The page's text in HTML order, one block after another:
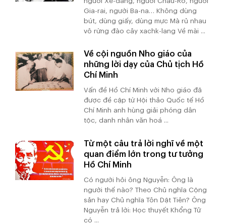
Gia-rai, người Ba-na… Không dùng
bút, dùng giấy, dùng mực Mà rủ nhau
vô rừng đào cây xachk-lang Về mài ...
Về cội nguồn Nho giáo của
những lời dạy của Chủ tịch Hồ
Chí Minh
Vấn đề Hồ Chí Minh với Nho giáo đã
được đề cập từ Hội thảo Quốc tế Hồ
Chí Minh anh hùng giải phóng dân
tộc, danh nhân văn hoá ...
Từ một câu trả lời nghĩ về một
quan điểm lớn trong tư tưởng
Hồ Chí Minh
Có người hỏi ông Nguyễn: Ông là
người thế nào? Theo Chủ nghĩa Cộng
sản hay Chủ nghĩa Tôn Dật Tiên? Ông
Nguyễn trả lời: Học thuyết Khổng Tử
có ...